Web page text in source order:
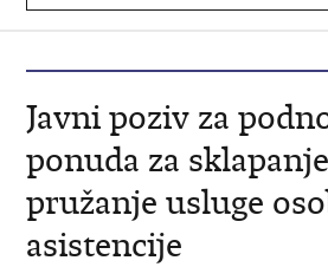
Javni poziv za
ponuda za
pružanje usluge
asistencije